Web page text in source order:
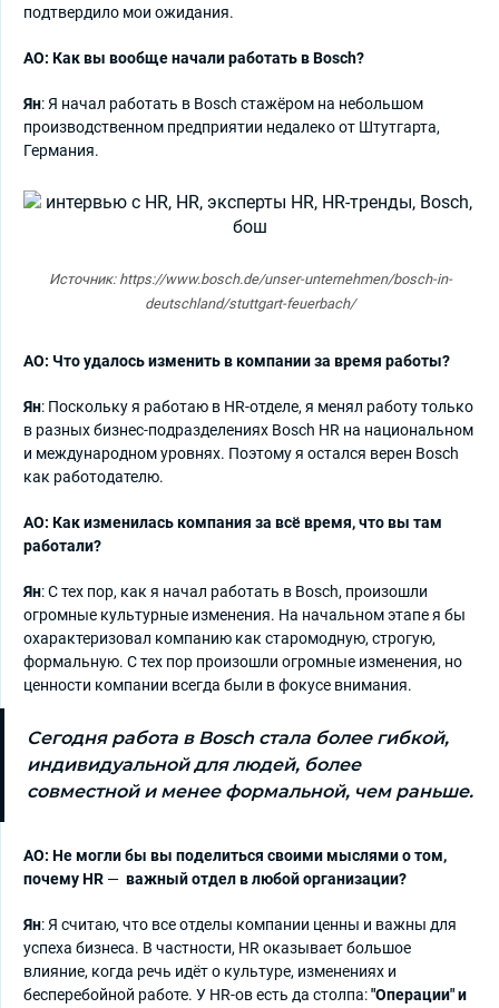
подтвердило мои ожидания.
АО: Как вы вообще начали работать в Bosch?
Ян: Я начал работать в Bosch стажёром на небольшом
производственном предприятии недалеко от Штутгарта,
Германия.
Источник: https://www.bosch.de/unser-unternehmen/bosch-in-
deutschland/stuttgart-feuerbach/
АО: Что удалось изменить в компании за время работы?
Ян: Поскольку я работаю в HR-отделе, я менял работу только
в разных бизнес-подразделениях Bosch HR на национальном
и международном уровнях. Поэтому я остался верен Bosch
как работодателю.
АО: Как изменилась компания за всё время, что вы там
работали?
Ян: С тех пор, как я начал работать в Bosch, произошли
огромные культурные изменения. На начальном этапе я бы
охарактеризовал компанию как старомодную, строгую,
формальную. С тех пор произошли огромные изменения, но
ценности компании всегда были в фокусе внимания.
Сегодня работа в Bosch стала более гибкой,
индивидуальной для людей, более
совместной и менее формальной, чем раньше.
АО: Не могли бы вы поделиться своими мыслями о том,
почему HR — важный отдел в любой организации?
Ян: Я считаю, что все отделы компании ценны и важны для
успеха бизнеса. В частности, HR оказывает большое
влияние, когда речь идёт о культуре, изменениях и
бесперебойной работе. У HR-ов есть да столпа:"Операции" и